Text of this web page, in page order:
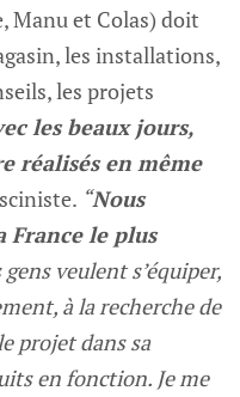
Manu et Colas) doit
les installations,
les projets
les beaux jours,
réalisés en même
“Nous
France le plus
veulent s’équiper,
à la recherche de
projet dans sa
en fonction. Je me